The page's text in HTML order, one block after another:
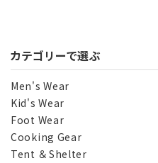
カテゴリーで選ぶ
Men's Wear
Kid's Wear
Foot Wear
Cooking Gear
Tent ＆ Shelter